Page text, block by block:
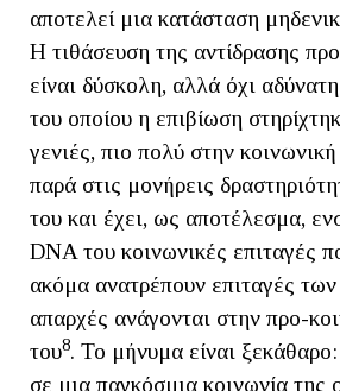
αποτελεί μια κατάσταση
Η τιθάσευση της αντίδρασης
είναι δύσκολη, αλλά όχι
του οποίου η επιβίωση
γενιές, πιο πολύ στην
παρά στις μονήρεις
του και έχει, ως αποτέλεσμα,
DNA του κοινωνικές επιταγές
ακόμα ανατρέπουν επιταγές
απαρχές ανάγονται στην προ-
του8. Το μήνυμα είναι
σε μια παγκόσμια κοινωνία της